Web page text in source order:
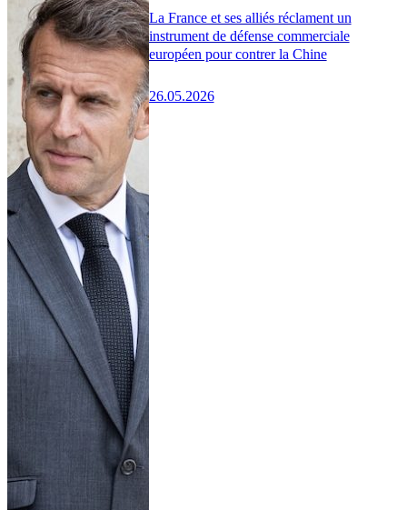
La France et ses alliés réclament un
instrument de défense commerciale
européen pour contrer la Chine
26.05.2026